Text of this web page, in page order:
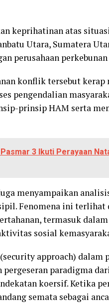
keprihatinan atas
Utara, Sumatera
perusahaan
konflik tersebut
pengendalian
prinsip HAM serta
3 Ikuti Perayaan
menyampaikan
Fenomena ini terlihat
termasuk
sosial
approach) dalam
paradigma
koersif. Ketika
semata sebagai